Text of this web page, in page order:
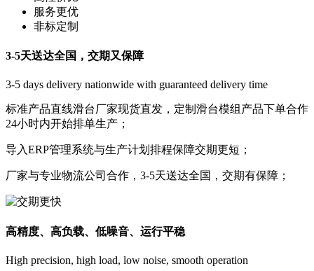
服务更优
非标定制
3-5天送达全国，交期又保障
3-5 days delivery nationwide with guaranteed delivery time
标准产品直线滑台厂家现货直发，定制滑台模组产品下单合作
24小时内开始排单生产；
导入ERP管理系统与生产计划排程保障交期更短 ；
厂家与专业物流公司合作，3-5天送达全国，交期有保障 ；
高精度、高负载、低噪音、运行平稳
High precision, high load, low noise, smooth operation